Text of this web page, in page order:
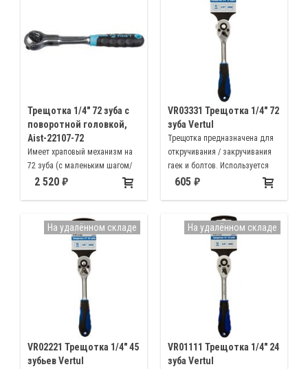
Трещотка 1/4" 72 зуба с
поворотной головкой,
Aist-22107-72
Имеет храповый механизм на
72 зуба (с маленьким шагом/
углом поворота для
сброса головок, шариковую
фиксацию и поворотную
2 520
VR03331 Трещотка 1/4" 72
зуба Vertul
Трещотка предназначена для
откручивания / закручивания
гаек и болтов. Используется
совместо с торцевыми
605
VR02221 Трещотка 1/4" 45
зубьев Vertul
На удалённом складе
VR01111 Трещотка 1/4" 24
зуба Vertul
На удалённом складе